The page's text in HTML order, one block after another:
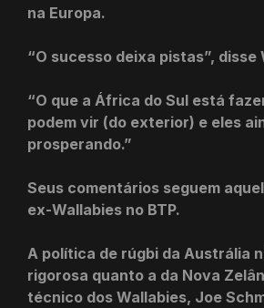
na Europa.
“O sucesso deixa pistas”, disse
“O que a África do Sul está
podem vir (do exterior) e eles
prosperando.”
Seus comentários seguem
ex-Wallabies no BTP.
A política de rúgbi da Austrália
rigorosa quanto a da Nova
técnico dos Wallabies, Joe